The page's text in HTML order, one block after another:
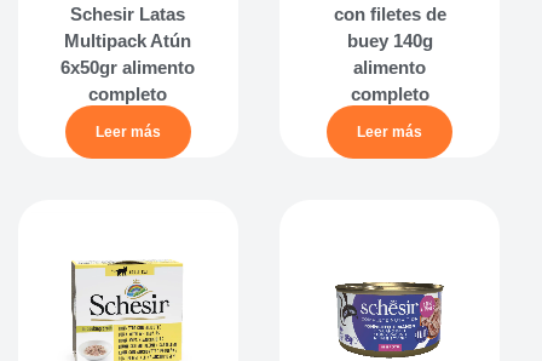
Schesir Latas
Multipack Atún
6x50gr alimento
completo
Leer más
con filetes de
buey 140g
alimento
completo
Leer más